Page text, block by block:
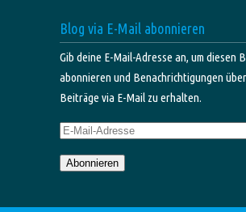
Blog via E-Mail abonnieren
Gib deine E-Mail-Adresse an, um diesen
abonnieren und Benachrichtigungen
Beiträge via E-Mail zu erhalten.
E-
Adresse
Abonnieren